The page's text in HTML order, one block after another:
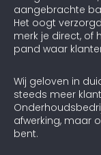
aangebrachte
Het oogt
merk je direct, of
pand waar
Wij geloven in
steeds meer
afwerking, maar
bent.